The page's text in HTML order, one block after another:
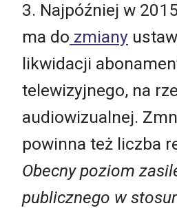
3. Najpóźniej w
ma do zmiany
likwidacji
telewizyjnego, na
audiowizualnej.
powinna też liczba
Obecny poziom
publicznego w